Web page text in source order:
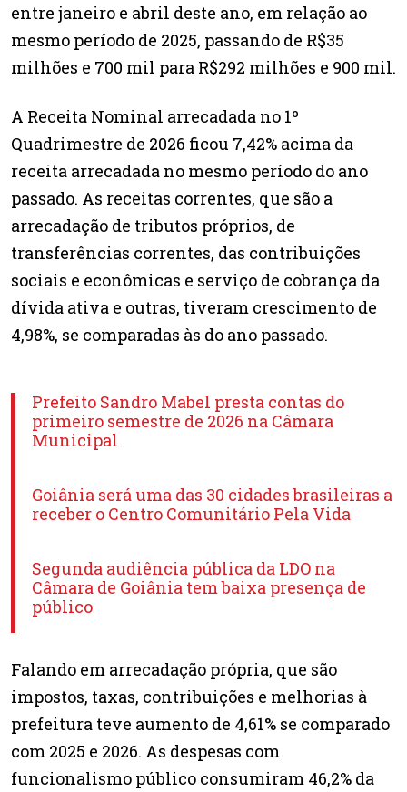
entre janeiro e abril deste ano, em relação ao
mesmo período de 2025, passando de R$35
milhões e 700 mil para R$292 milhões e 900 mil.
A Receita Nominal arrecadada no 1º
Quadrimestre de 2026 ficou 7,42% acima da
receita arrecadada no mesmo período do ano
passado. As receitas correntes, que são a
arrecadação de tributos próprios, de
transferências correntes, das contribuições
sociais e econômicas e serviço de cobrança da
dívida ativa e outras, tiveram crescimento de
4,98%, se comparadas às do ano passado.
Prefeito Sandro Mabel presta contas do
primeiro semestre de 2026 na Câmara
Municipal
Goiânia será uma das 30 cidades brasileiras a
receber o Centro Comunitário Pela Vida
Segunda audiência pública da LDO na
Câmara de Goiânia tem baixa presença de
público
Falando em arrecadação própria, que são
impostos, taxas, contribuições e melhorias à
prefeitura teve aumento de 4,61% se comparado
com 2025 e 2026. As despesas com
funcionalismo público consumiram 46,2% da